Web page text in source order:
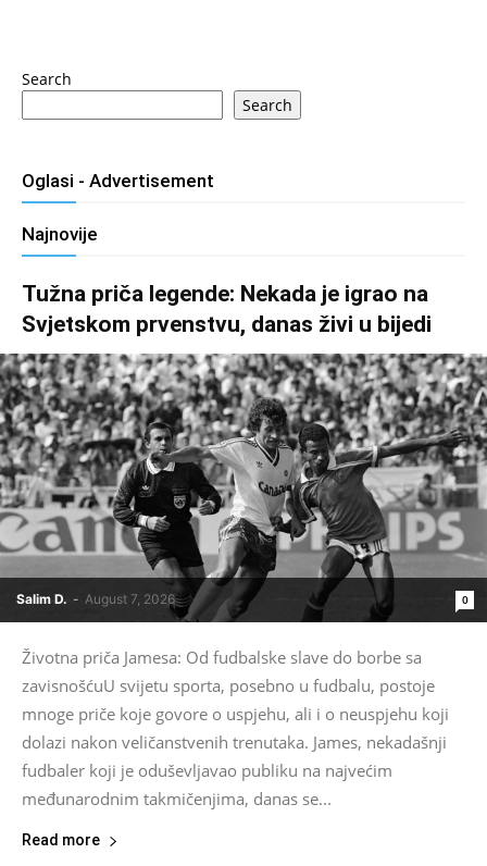
Search
Search
Oglasi - Advertisement
Najnovije
Tužna priča legende: Nekada je igrao na
Svjetskom prvenstvu, danas živi u bijedi
Salim D. - August 7, 2026 0
Životna priča Jamesa: Od fudbalske slave do borbe sa
zavisnošćuU svijetu sporta, posebno u fudbalu, postoje
mnoge priče koje govore o uspjehu, ali i o neuspjehu koji
dolazi nakon veličanstvenih trenutaka. James, nekadašnji
fudbaler koji je oduševljavao publiku na najvećim
međunarodnim takmičenjima, danas se...
Read more